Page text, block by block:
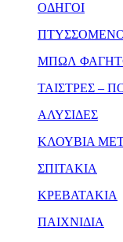
ΟΔΗΓΟΙ
ΜΠΩΛ
ΤΑΙΣΤΡΕΣ –
ΑΛΥΣΙΔΕΣ
ΚΛΟΥΒΙΑ
ΣΠΙΤΑΚΙΑ
ΚΡΕΒΑΤΑΚΙΑ
ΠΑΙΧΝΙΔΙΑ